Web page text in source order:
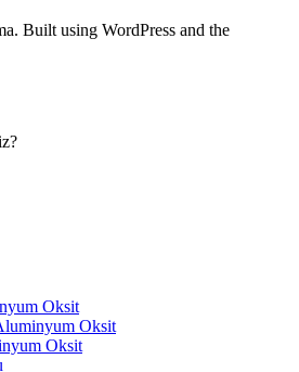
Built using WordPress and the
Oksit
Oksit
Oksit